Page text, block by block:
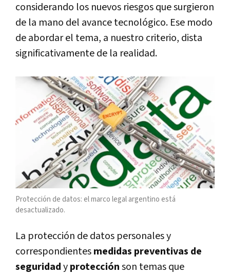
considerando los nuevos riesgos que surgieron
de la mano del avance tecnológico. Ese modo
de abordar el tema, a nuestro criterio, dista
significativamente de la realidad.
Protección de datos: el marco legal argentino está
desactualizado.
La protección de datos personales y
correspondientesmedidas preventivas de
seguridadyprotecciónson temas que